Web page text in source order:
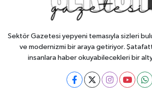
Sektör Gazetesi yepyeni temasıyla sizleri
ve modernizmi bir araya getiriyor.
insanlara haber okuyabilecekleri bir